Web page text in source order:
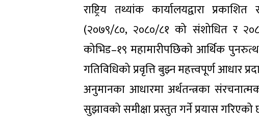
राष्ट्रिय तथ्यांक कार्यालयद्वारा
(२०७९/८०, २०८०/८१ को संशोधित र
कोभिड–१९ महामारीपछिको आर्थिक
गतिविधिको प्रवृत्ति बुझ्न महत्त्वपूर्ण आधार
अनुमानका आधारमा अर्थतन्त्रका
सुझावको समीक्षा प्रस्तुत गर्ने प्रयास गरिएको